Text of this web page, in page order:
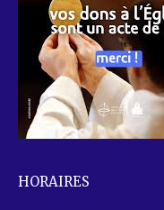
HORAIRES